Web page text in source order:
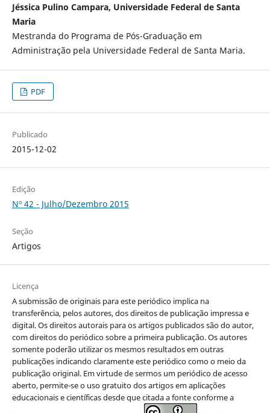
Jéssica Pulino Campara, Universidade Federal de Santa
Maria
Mestranda do Programa de Pós-Graduação em
Administração pela Universidade Federal de Santa Maria.
PDF
Publicado
2015-12-02
Edição
Nº 42 - Julho/Dezembro 2015
Seção
Artigos
Licença
A submissão de originais para este periódico implica na
transferência, pelos autores, dos direitos de publicação impressa e
digital. Os direitos autorais para os artigos publicados são do autor,
com direitos do periódico sobre a primeira publicação. Os autores
somente poderão utilizar os mesmos resultados em outras
publicações indicando claramente este periódico como o meio da
publicação original. Em virtude de sermos um periódico de acesso
aberto, permite-se o uso gratuito dos artigos em aplicações
educacionais e científicas desde que citada a fonte conforme a